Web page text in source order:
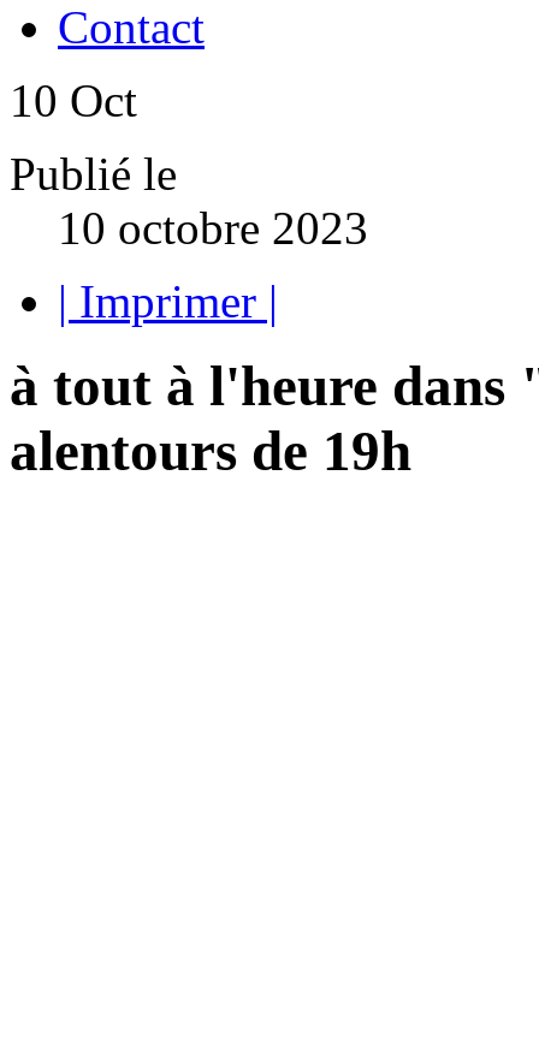
Contact
10 Oct
Publié le
10 octobre 2023
| Imprimer |
à tout à l'heure
alentours de 19h